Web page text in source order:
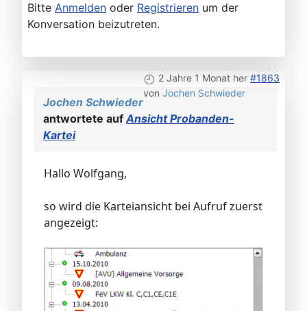
Bitte Anmelden oder Registrieren um der
Konversation beizutreten.
2 Jahre 1 Monat her #1863
von Jochen Schwieder
Jochen Schwieder
antwortete aufAnsicht Probanden-
Kartei
Hallo Wolfgang,
so wird die Karteiansicht bei Aufruf zuerst
angezeigt: